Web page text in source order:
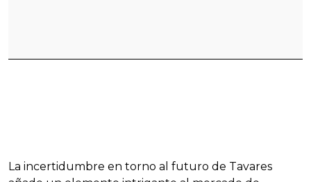
La incertidumbre en torno al futuro de Tavares